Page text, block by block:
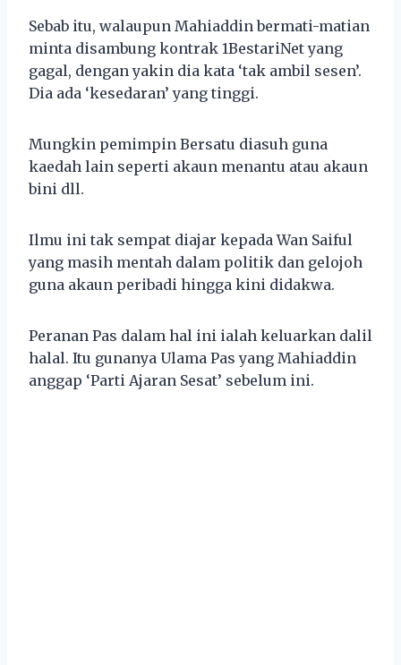
Sebab itu, walaupun Mahiaddin bermati-matian
minta disambung kontrak 1BestariNet yang
gagal, dengan yakin dia kata ‘tak ambil sesen’.
Dia ada ‘kesedaran’ yang tinggi.
Mungkin pemimpin Bersatu diasuh guna
kaedah lain seperti akaun menantu atau akaun
bini dll.
Ilmu ini tak sempat diajar kepada Wan Saiful
yang masih mentah dalam politik dan gelojoh
guna akaun peribadi hingga kini didakwa.
Peranan Pas dalam hal ini ialah keluarkan dalil
halal. Itu gunanya Ulama Pas yang Mahiaddin
anggap ‘Parti Ajaran Sesat’ sebelum ini.